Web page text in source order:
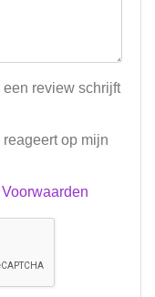
review schrijft
op mijn